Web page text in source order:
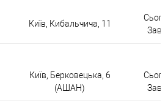
Київ, Кибальчича, 11
Київ, Берковецька, 6
(АШАН)